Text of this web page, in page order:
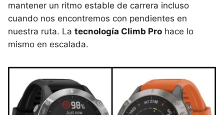
mantener un ritmo estable de carrera incluso
cuando nos encontremos con pendientes en
nuestra ruta. La tecnología Climb Pro hace lo
mismo en escalada.